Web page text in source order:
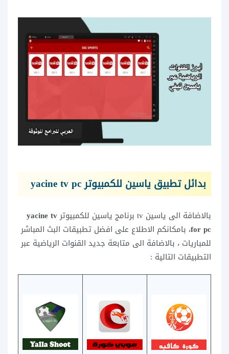
بدائل تطبيق ياسين للكمبيوتر yacine tv pc
بالاضافة الى ياسين tv برنامج ياسين للكمبيوتر
yacine tv
for pc، بامكانكم الاطلاع على افضل تطبيقات البث المباشر
للمباريات ، بالاضافة الى متابعة جديد القنوات الرياضية عبر
التطبيقات التالية :